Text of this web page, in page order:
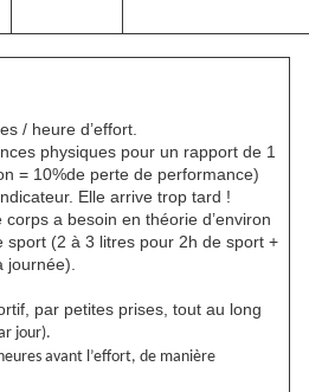
/ heure d’effort.
physiques pour un rapport de 1
= 10%de perte de performance)
Elle arrive trop tard !
a besoin en théorie d’environ
sport (2 à 3 litres pour 2h de sport +
journée).
par petites prises, tout au long
jour).
avant l’effort, de manière